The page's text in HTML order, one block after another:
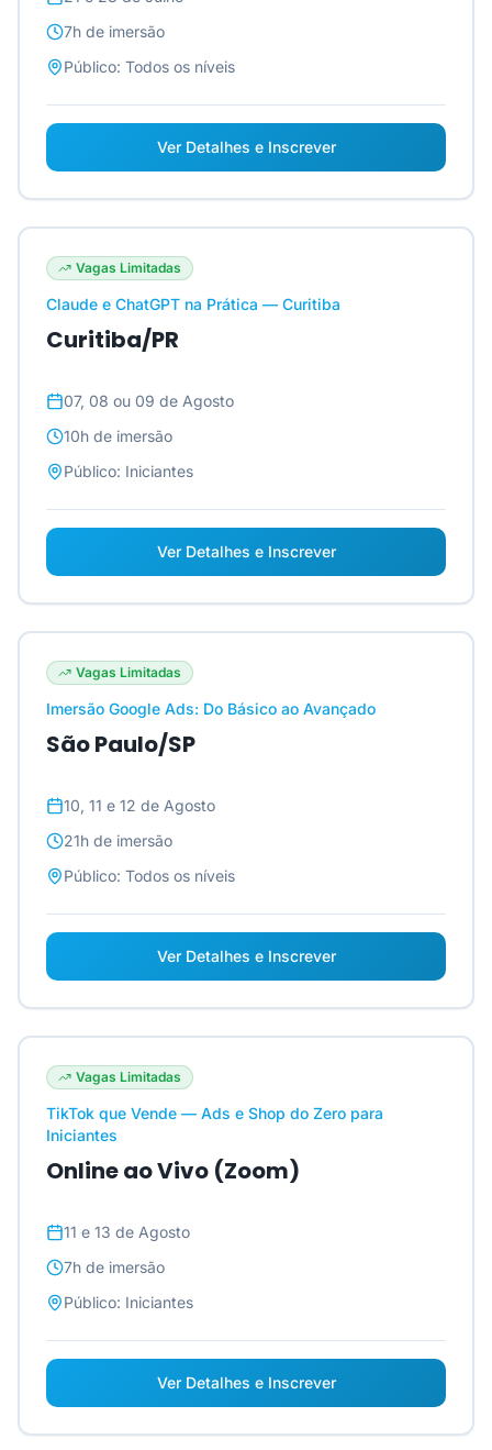
7h de imersão
Público: Todos os níveis
Ver Detalhes e Inscrever
Vagas Limitadas
Claude e ChatGPT na Prática — Curitiba
Curitiba/PR
07, 08 ou 09 de Agosto
10h de imersão
Público: Iniciantes
Ver Detalhes e Inscrever
Vagas Limitadas
Imersão Google Ads: Do Básico ao Avançado
São Paulo/SP
10, 11 e 12 de Agosto
21h de imersão
Público: Todos os níveis
Ver Detalhes e Inscrever
Vagas Limitadas
TikTok que Vende — Ads e Shop do Zero para
Iniciantes
Online ao Vivo (Zoom)
11 e 13 de Agosto
7h de imersão
Público: Iniciantes
Ver Detalhes e Inscrever